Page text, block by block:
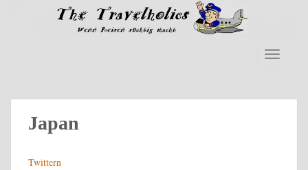
Japan
Twittern